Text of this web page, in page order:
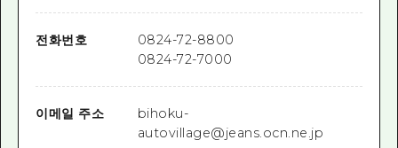
전화번호
0824-72-8800
0824-72-7000
이메일 주소
bihoku-
autovillage@jeans.ocn.ne.jp